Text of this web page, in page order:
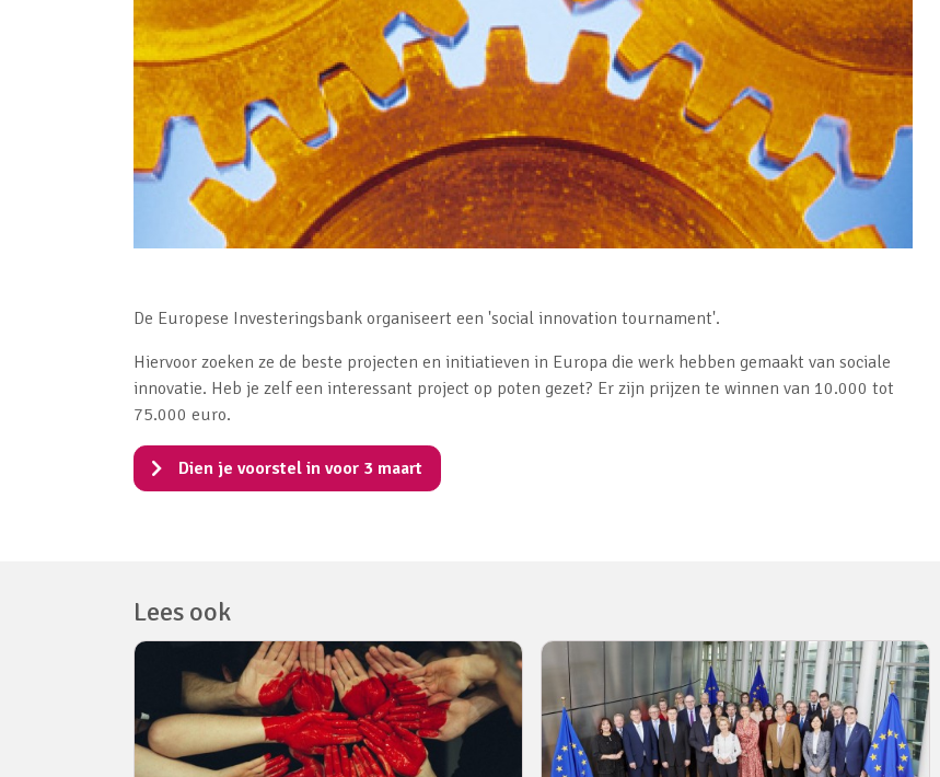
De Europese Investeringsbank organiseert een 'social innovation tournament'.
Hiervoor zoeken ze de beste projecten en initiatieven in Europa die werk hebben gemaakt van sociale
innovatie. Heb je zelf een interessant project op poten gezet? Er zijn prijzen te winnen van 10.000 tot
75.000 euro.
Dien je voorstel in voor 3 maart
Lees ook